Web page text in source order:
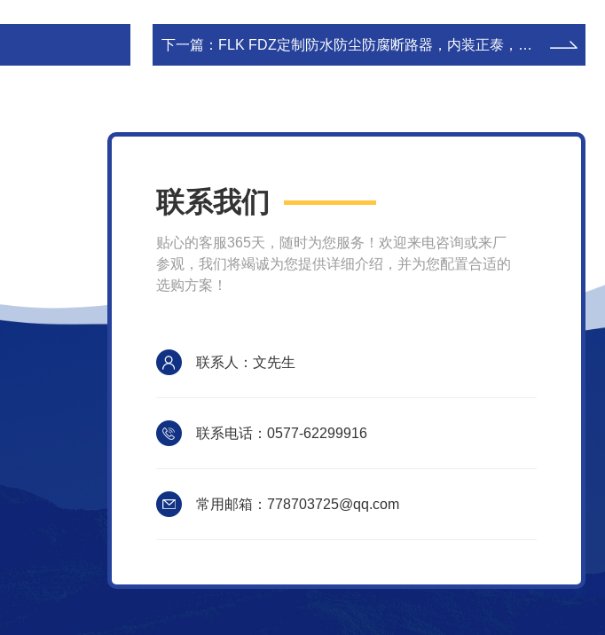
下一篇： FLK FDZ定制防水防尘防腐断路器，内装正泰，施耐德元件
联系我们
贴心的客服365天，随时为您服务！欢迎来电咨询或来厂
参观，我们将竭诚为您提供详细介绍，并为您配置合适的
选购方案！
联系人：文先生
联系电话：0577-62299916
常用邮箱：778703725@qq.com